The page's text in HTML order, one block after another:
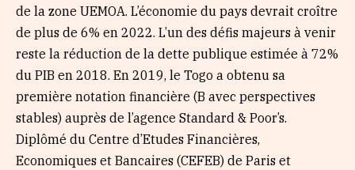
de la zone UEMOA. L’économie du pays devrait croître
de plus de 6% en 2022. L’un des défis majeurs à venir
reste la réduction de la dette publique estimée à 72%
du PIB en 2018. En 2019, le Togo a obtenu sa
première notation financière (B avec perspectives
stables) auprès de l’agence Standard & Poor’s.
Diplômé du Centre d’Etudes Financières,
Economiques et Bancaires (CEFEB) de Paris et